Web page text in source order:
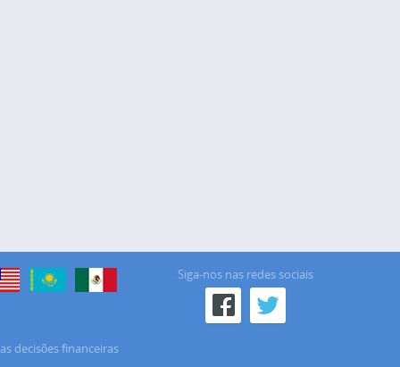
decisões financeiras
Siga-nos nas redes sociais